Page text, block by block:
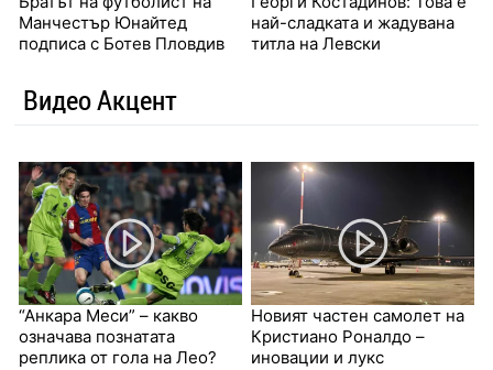
Манчестър Юнайтед
подписа с Ботев Пловдив
най-сладката и жадувана
титла на Левски
Видео Акцент
“Анкара Меси” – какво
означава познатата
реплика от гола на Лео?
Новият частен самолет на
Кристиано Роналдо –
иновации и лукс